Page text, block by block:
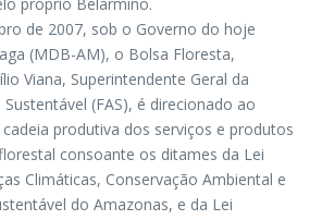
de 2007, sob o Governo do hoje
(MDB-AM), o Bolsa Floresta,
Viana, Superintendente Geral da
(FAS), é direcionado ao
produtiva dos serviços e produtos
consoante os ditames da Lei
Climáticas, Conservação Ambiental e
do Amazonas, e da Lei